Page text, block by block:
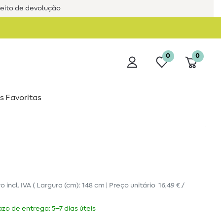
de devolução
0 0
Favoritas
incl. IVA ( Largura (cm): 148 cm | Preço unitário 16,49 € /
de entrega: 5–7 dias úteis